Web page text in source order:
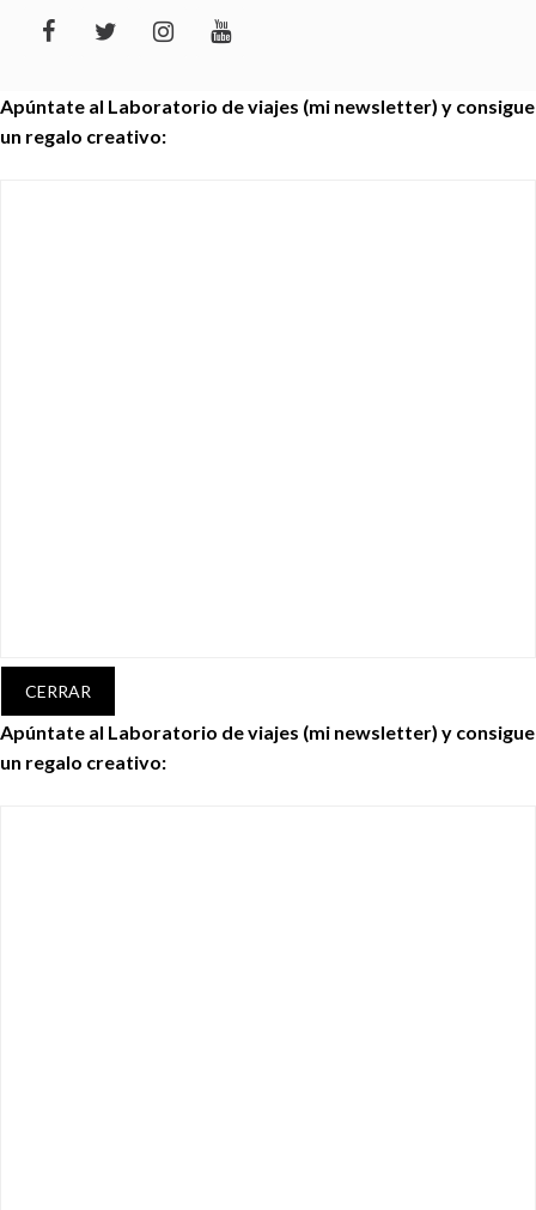
Apúntate al Laboratorio de viajes (mi newsletter) y consigue
un regalo creativo:
CERRAR
Apúntate al Laboratorio de viajes (mi newsletter) y consigue
un regalo creativo: